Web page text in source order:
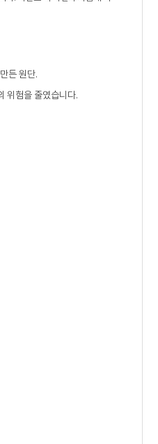
든 원단.
위험을 줄였습니다.